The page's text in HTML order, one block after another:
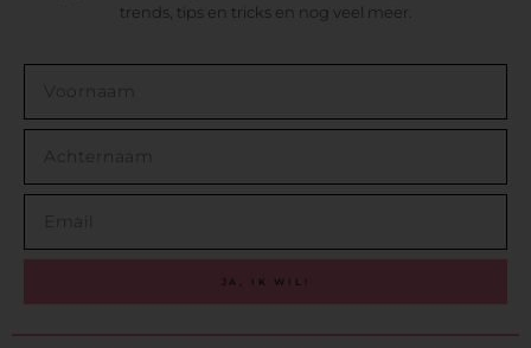
trends, tips en tricks en nog veel meer.
JA, IK WIL!